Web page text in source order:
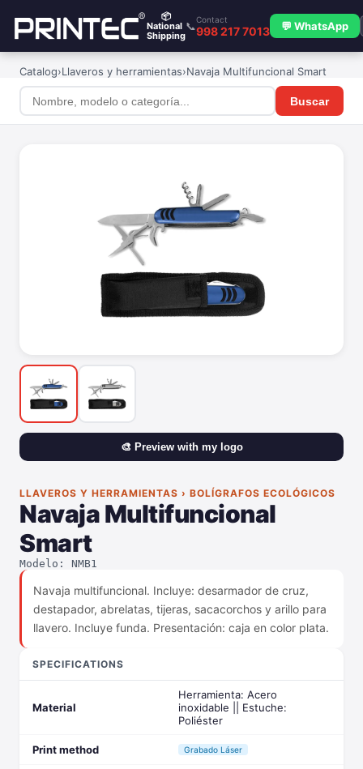
📦
National
Shipping
📞
Contact
998 217 7013 💬 WhatsApp
Catalog›Llaveros y herramientas›Navaja Multifuncional Smart
Buscar
🎨 Preview with my logo
LLAVEROS Y HERRAMIENTAS › BOLÍGRAFOS ECOLÓGICOS
Navaja Multifuncional
Smart
Modelo: NMB1
Navaja multifuncional. Incluye: desarmador de cruz,
destapador, abrelatas, tijeras, sacacorchos y arillo para
llavero. Incluye funda. Presentación: caja en color plata.
SPECIFICATIONS
Material
Herramienta: Acero
inoxidable || Estuche:
Poliéster
Print method Grabado Láser